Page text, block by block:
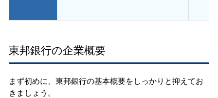
東邦銀行の企業概要
まず初めに、東邦銀行の基本概要をしっかりと抑えてお
きましょう。